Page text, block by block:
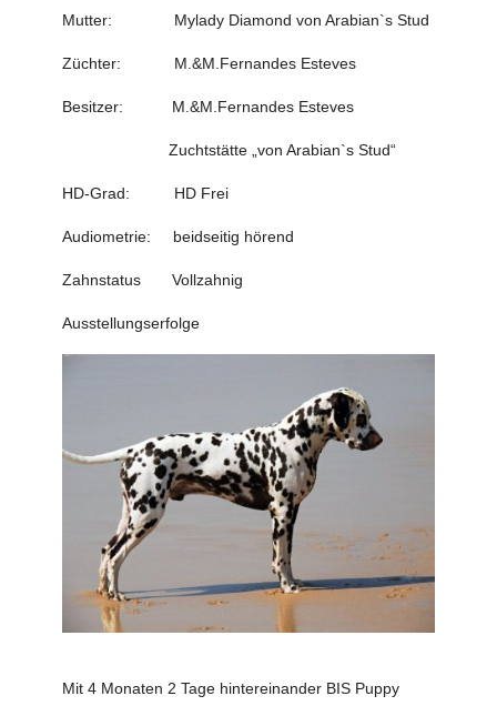
Mutter: Mylady Diamond von Arabian`s Stud
Züchter: M.&M.Fernandes Esteves
Besitzer: M.&M.Fernandes Esteves
Zuchtstätte „von Arabian`s Stud“
HD-Grad: HD Frei
Audiometrie: beidseitig hörend
Zahnstatus Vollzahnig
Ausstellungserfolge
Mit 4 Monaten 2 Tage hintereinander BIS Puppy